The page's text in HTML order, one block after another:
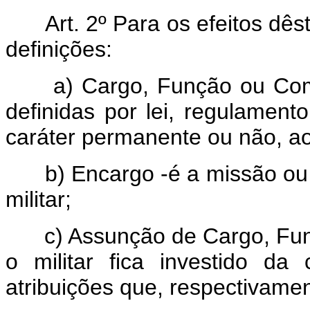
Art. 2º Para os efeitos
definições:
a) Cargo, Função ou
definidas por lei,
caráter permanente ou não,
b) Encargo -é a missão
militar;
c) Assunção de Cargo,
o militar fica investido da
atribuições que,